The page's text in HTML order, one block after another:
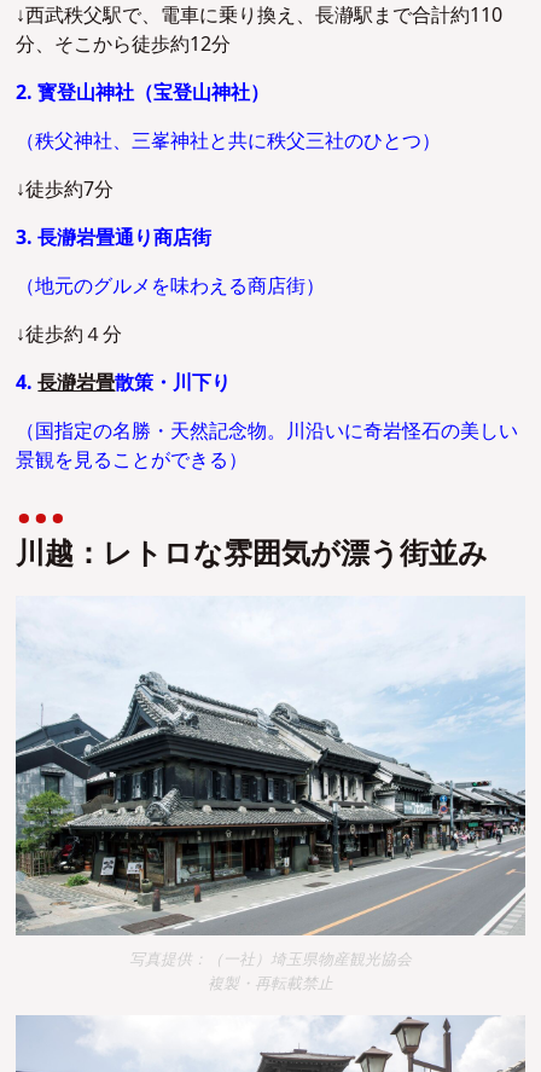
↓西武秩父駅で、電車に乗り換え、長瀞駅まで合計約110
分、そこから徒歩約12分
2. 寳登山神社（宝登山神社）
（秩父神社、三峯神社と共に秩父三社のひとつ）
↓徒歩約7分
3. 長瀞岩畳通り商店街
（地元のグルメを味わえる商店街）
↓徒歩約４分
4.長瀞岩畳散策・川下り
（国指定の名勝・天然記念物。川沿いに奇岩怪石の美しい
景観を見ることができる）
川越：レトロな雰囲気が漂う街並み
写真提供：（一社）埼玉県物産観光協会
複製・再転載禁止